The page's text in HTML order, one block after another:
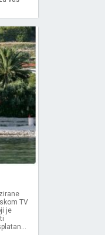
TV
je